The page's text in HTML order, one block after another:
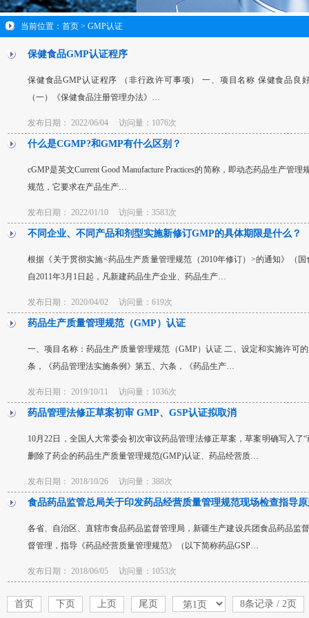
当前位置： 首页 > GMP认证
保健食品GMP认证程序
保健食品GMP认证程序 （非行政许可事项） 一、项目名称 保健食品良
（一）《保健食品注册管理办法》…
发布日期： 2022/06/04 访问量：1076次
什么是CGMP?和GMP有什么区别？
cGMP是英文Current Good Manufacture Practices的简称，即动态药品生产管
规范，它要求在产品生产…
发布日期： 2022/01/10 访问量：3583次
不同企业、不同产品和剂型实施新修订GMP的具体期限是什么？
根据《关于贯彻实施<药品生产质量管理规范（2010年修订）>的通知》（国
自2011年3月1日起，凡新建药品生产企业、药品生产…
发布日期： 2020/04/02 访问量：619次
药品生产质量管理规范（GMP）认证
一、项目名称：药品生产质量管理规范（GMP）认证 二、设定和实施许可
条，《药品管理法实施条例》第五、六条，《药品生产…
发布日期： 2019/10/11 访问量：1036次
药品管理法修正草案初审 GMP、GSP认证拟取消
10月22日，全国人大常委会初次审议药品管理法修正草案，草案明确写入了
删除了药企的药品生产质量管理规范(GMP)认证、药品经营质…
发布日期： 2018/10/26 访问量：388次
食品药品监管总局关于印发药品经营质量管理规范现场检查指导
各省、自治区、直辖市食品药品监督管理局，新疆生产建设兵团食品药品
督管理，指导《药品经营质量管理规范》（以下简称药品GSP…
发布日期： 2018/06/05 访问量：1053次
首页 下页 上页 尾页 8条记录 / 2页